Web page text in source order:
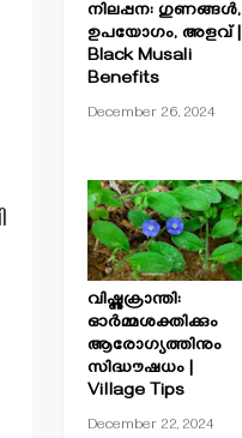
നിലപ്പന: ഗുണങ്ങൾ,
ഉപയോഗം, അളവ് |
Black Musali
Benefits
December 26, 2024
വിഷ്ണുക്രാന്തി:
ഓർമ്മശക്തിക്കും
ആരോഗ്യത്തിനും
സിദ്ധൗഷധം |
Village Tips
December 22, 2024